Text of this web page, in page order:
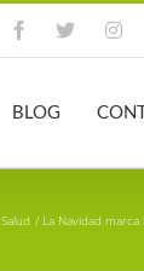
Facebook
X
BLOG
Salud La Navidad